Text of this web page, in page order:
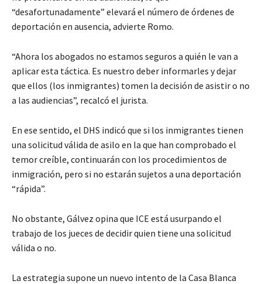
“desafortunadamente” elevará el número de órdenes de
deportación en ausencia, advierte Romo.
“Ahora los abogados no estamos seguros a quién le van a
aplicar esta táctica. Es nuestro deber informarles y dejar
que ellos (los inmigrantes) tomen la decisión de asistir o no
a las audiencias”, recalcó el jurista.
En ese sentido, el DHS indicó que si los inmigrantes tienen
una solicitud válida de asilo en la que han comprobado el
temor creíble, continuarán con los procedimientos de
inmigración, pero si no estarán sujetos a una deportación
“rápida”.
No obstante, Gálvez opina que ICE está usurpando el
trabajo de los jueces de decidir quien tiene una solicitud
válida o no.
La estrategia supone un nuevo intento de la Casa Blanca